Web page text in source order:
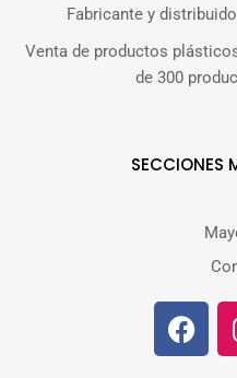
Fabricante y
Venta de productos
de 300
SECCIONES